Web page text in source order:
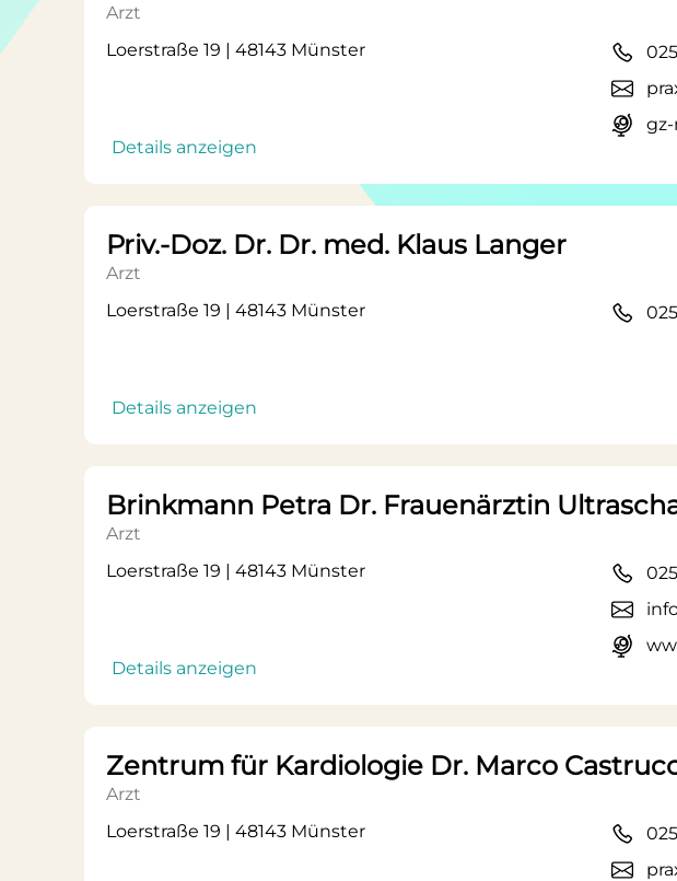
Arzt
Loerstraße 19 | 48143 Münster
Details anzeigen
Priv.-Doz. Dr. Dr. med. Klaus Langer
Arzt
Loerstraße 19 | 48143 Münster
Details anzeigen
Brinkmann Petra Dr. Frauenärztin
Arzt
Loerstraße 19 | 48143 Münster
Details anzeigen
Zentrum für Kardiologie Dr. Marco
Arzt
Loerstraße 19 | 48143 Münster